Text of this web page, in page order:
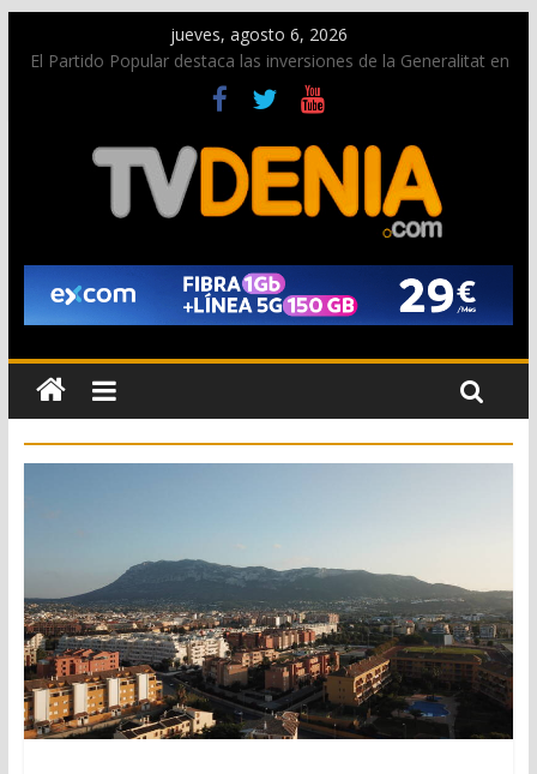
jueves, agosto 6, 2026
El Partido Popular destaca las inversiones de la Generalitat en
Dénia y la Marina Alta contempladas en los nuevos
presupuestos autonómicos
La Entraeta Festera llena de ambiente la calle Marqués de
Campo con la recepción a la Capitanía Cristiana
El XII Festival de Jazz de Dénia reunirá durante agosto a
figuras nacionales e internacionales en los Jardins de
Los Moros y Cristianos 2026 reciben las llaves de la ciudad y
dan inicio a las fiestas en Dénia
Una nueva campaña anima a la juventud a disfrutar de la